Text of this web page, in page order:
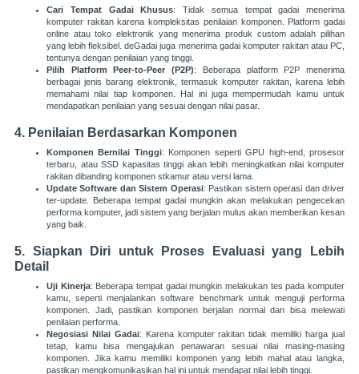
Cari Tempat Gadai Khusus: Tidak semua tempat gadai menerima
komputer rakitan karena kompleksitas penilaian komponen. Platform gadai
online atau toko elektronik yang menerima produk custom adalah pilihan
yang lebih fleksibel.deGadai juga menerima gadai komputer rakitan atau PC,
tentunya dengan penilaian yang tinggi.
Pilih Platform Peer-to-Peer (P2P): Beberapa platform P2P menerima
berbagai jenis barang elektronik, termasuk komputer rakitan, karena lebih
memahami nilai tiap komponen. Hal ini juga mempermudah kamu untuk
mendapatkan penilaian yang sesuai dengan nilai pasar.
4. Penilaian Berdasarkan Komponen
Komponen Bernilai Tinggi: Komponen seperti GPU high-end, prosesor
terbaru, atau SSD kapasitas tinggi akan lebih meningkatkan nilai komputer
rakitan dibanding komponen stkamur atau versi lama.
Update Software dan Sistem Operasi: Pastikan sistem operasi dan driver
ter-update. Beberapa tempat gadai mungkin akan melakukan pengecekan
performa komputer, jadi sistem yang berjalan mulus akan memberikan kesan
yang baik.
5. Siapkan Diri untuk Proses Evaluasi yang Lebih
Detail
Uji Kinerja: Beberapa tempat gadai mungkin melakukan tes pada komputer
kamu, seperti menjalankan software benchmark untuk menguji performa
komponen. Jadi, pastikan komponen berjalan normal dan bisa melewati
penilaian performa.
Negosiasi Nilai Gadai: Karena komputer rakitan tidak memiliki harga jual
tetap, kamu bisa mengajukan penawaran sesuai nilai masing-masing
komponen. Jika kamu memiliki komponen yang lebih mahal atau langka,
pastikan mengkomunikasikan hal ini untuk mendapat nilai lebih tinggi.